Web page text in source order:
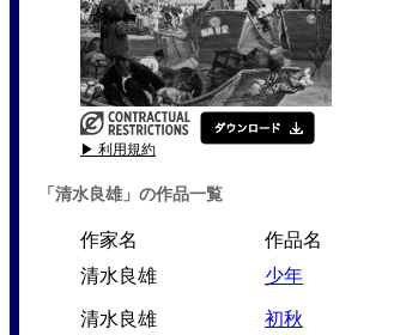
▶ 利用規約
「清水良雄」の作品一覧
作家名 作品名
清水良雄
少年
清水良雄 初秋